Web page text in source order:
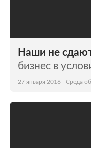
Наши не
бизнес в
27 января 2016 Среда